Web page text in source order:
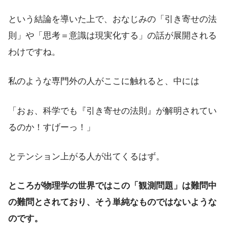
という結論を導いた上で、おなじみの「引き寄せの法
則」や「思考＝意識は現実化する」の話が展開される
わけですね。
私のような専門外の人がここに触れると、中には
「おぉ、科学でも『引き寄せの法則』が解明されてい
るのか！すげーっ！」
とテンション上がる人が出てくるはず。
ところが物理学の世界ではこの「観測問題」は難問中
の難問とされており、そう単純なものではないような
のです。